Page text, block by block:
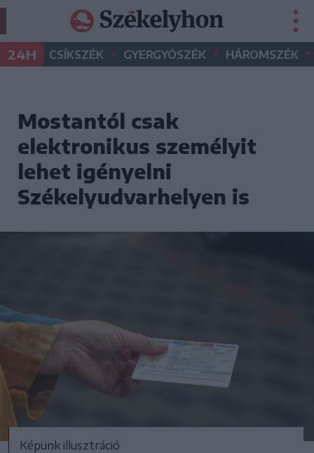
24H CSÍKSZÉK • GYERGYÓSZÉK • HÁROMSZÉK •
Mostantól csak
elektronikus személyit
lehet igényelni
Székelyudvarhelyen is
Képünk illusztráció